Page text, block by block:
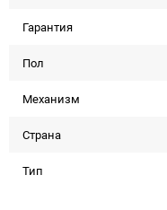
Гарантия
Пол
Механизм
Страна
Тип